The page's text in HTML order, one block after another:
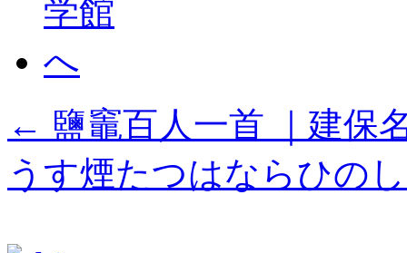
← 鹽竈百人一首 ｜建保
うす煙たつはならひの